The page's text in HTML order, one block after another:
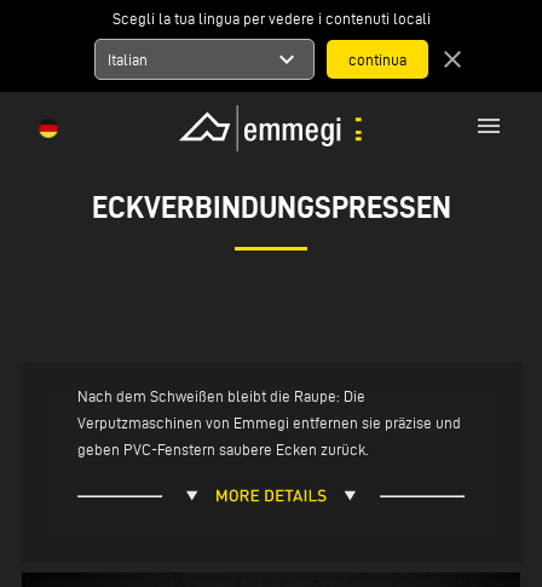
Scegli la tua lingua per vedere i contenuti locali
Italian expand_more close
menu
ECKVERBINDUNGSPRESSEN
Nach dem Schweißen bleibt die Raupe: Die
Verputzmaschinen von Emmegi entfernen sie präzise und
geben PVC-Fenstern saubere Ecken zurück.